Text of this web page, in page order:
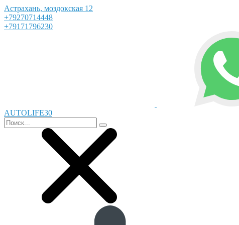
Астрахань, моздокская 12
+79270714448
+79171796230
AUTOLIFE30